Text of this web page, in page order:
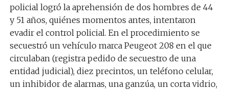
policial logró la aprehensión de dos hombres de 44
y 51 años, quiénes momentos antes, intentaron
evadir el control policial. En el procedimiento se
secuestró un vehículo marca Peugeot 208 en el que
circulaban (registra pedido de secuestro de una
entidad judicial), diez precintos, un teléfono celular,
un inhibidor de alarmas, una ganzúa, un corta vidrio,